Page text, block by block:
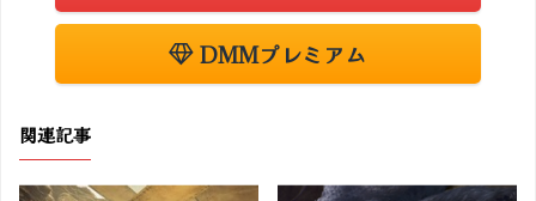
DMMプレミアム
関連記事